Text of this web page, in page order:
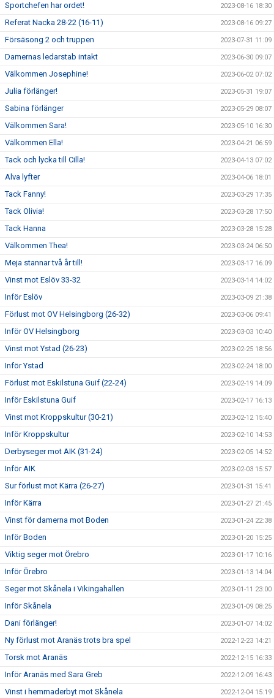
Sportchefen har ordet! 2023-08-16 18:30
Referat Nacka 28-22 (16-11) 2023-08-16 09:27
Försäsong 2 och truppen 2023-07-31 11:09
Damernas ledarstab intakt 2023-06-30 09:07
Välkommen Josephine! 2023-06-02 07:02
Julia förlänger! 2023-05-31 19:07
Sabina förlänger 2023-05-29 08:07
Välkommen Sara! 2023-05-10 16:30
Välkommen Ella! 2023-04-21 06:59
Tack och lycka till Cilla! 2023-04-13 07:02
Alva lyfter 2023-04-06 18:01
Tack Fanny! 2023-03-29 17:35
Tack Olivia! 2023-03-28 17:50
Tack Hanna 2023-03-28 15:28
Välkommen Thea! 2023-03-24 06:50
Meja stannar två år till! 2023-03-17 16:09
Vinst mot Eslöv 33-32 2023-03-14 14:02
Inför Eslöv 2023-03-09 21:38
Förlust mot OV Helsingborg (26-32) 2023-03-06 09:41
Inför OV Helsingborg 2023-03-03 10:40
Vinst mot Ystad (26-23) 2023-02-25 18:56
Inför Ystad 2023-02-24 18:00
Förlust mot Eskilstuna Guif (22-24) 2023-02-19 14:09
Inför Eskilstuna Guif 2023-02-17 16:13
Vinst mot Kroppskultur (30-21) 2023-02-12 15:40
Inför Kroppskultur 2023-02-10 14:53
Derbyseger mot AIK (31-24) 2023-02-05 14:52
Inför AIK 2023-02-03 15:57
Sur förlust mot Kärra (26-27) 2023-01-31 15:41
Inför Kärra 2023-01-27 21:45
Vinst för damerna mot Boden 2023-01-24 22:38
Inför Boden 2023-01-20 15:25
Viktig seger mot Örebro 2023-01-17 10:16
Inför Örebro 2023-01-13 14:04
Seger mot Skånela i Vikingahallen 2023-01-11 23:00
Inför Skånela 2023-01-09 08:25
Dani förlänger! 2023-01-07 14:02
Ny förlust mot Aranäs trots bra spel 2022-12-23 14:21
Torsk mot Aranäs 2022-12-15 16:33
Inför Aranäs med Sara Greb 2022-12-09 16:43
Vinst i hemmaderbyt mot Skånela 2022-12-04 15:19